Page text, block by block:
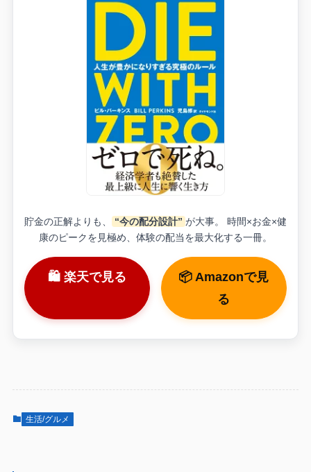
貯金の正解よりも、 “今の配分設計” が大事。 時間×お金×健
康のピークを見極め、体験の配当を最大化する一冊。
🛍 楽天で見る
📦 Amazonで見
る
生活/グルメ